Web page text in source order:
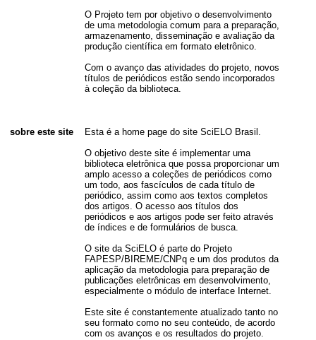
O Projeto tem por objetivo o desenvolvimento
de uma metodologia comum para a preparação,
armazenamento, disseminação e avaliação da
produção científica em formato eletrônico.
Com o avanço das atividades do projeto, novos
títulos de periódicos estão sendo incorporados
à coleção da biblioteca.
sobre este site
Esta é a home page do site SciELO Brasil.
O objetivo deste site é implementar uma
biblioteca eletrônica que possa proporcionar um
amplo acesso a coleções de periódicos como
um todo, aos fascículos de cada título de
periódico, assim como aos textos completos
dos artigos. O acesso aos títulos dos
periódicos e aos artigos pode ser feito através
de índices e de formulários de busca.
O site da SciELO é parte do Projeto
FAPESP/BIREME/CNPq e um dos produtos da
aplicação da metodologia para preparação de
publicações eletrônicas em desenvolvimento,
especialmente o módulo de interface Internet.
Este site é constantemente atualizado tanto no
seu formato como no seu conteúdo, de acordo
com os avanços e os resultados do projeto.